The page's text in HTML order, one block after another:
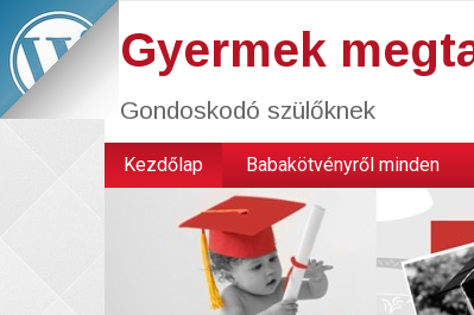
Gyermek
Gondoskodó szülőknek
Kezdőlap Babakötvényről minden